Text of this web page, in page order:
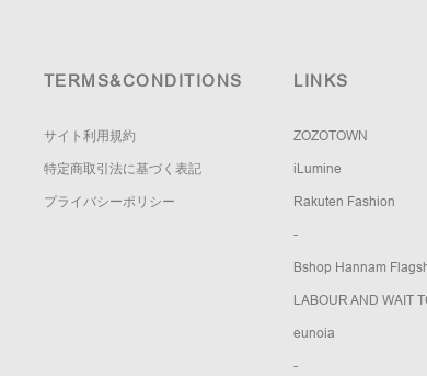
TERMS&CONDITIONS
サイト利用規約
特定商取引法に基づく表記
プライバシーポリシー
LINKS
ZOZOTOWN
iLumine
Rakuten Fashion
-
Bshop Hannam
LABOUR AND WAIT
eunoia
-